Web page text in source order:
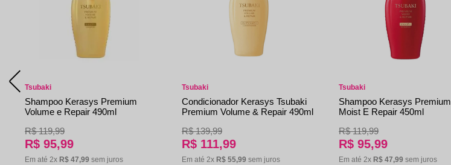
Tsubaki
Shampoo Kerasys Premium
Volume e Repair 490ml
R$ 119,99
R$ 95,99
Em até 2x R$ 47,99 sem juros
Tsubaki
Condicionador Kerasys Tsubaki
Premium Volume & Repair 490ml
R$ 139,99
R$ 111,99
Em até 2x R$ 55,99 sem juros
Tsubaki
Shampoo Kerasys Premium
Moist E Repair 450ml
R$ 119,99
R$ 95,99
Em até 2x R$ 47,99 sem juros